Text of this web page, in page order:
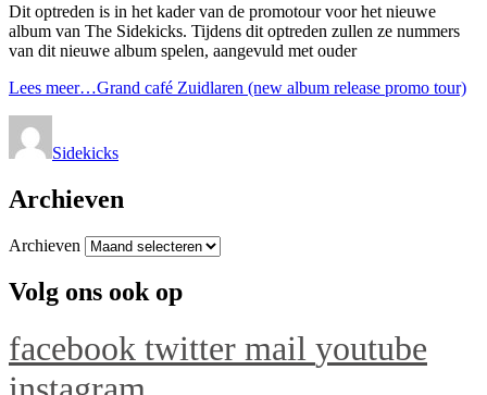
Dit optreden is in het kader van de promotour voor het nieuwe
album van The Sidekicks. Tijdens dit optreden zullen ze nummers
van dit nieuwe album spelen, aangevuld met ouder
Lees meer…Grand café Zuidlaren (new album release promo tour)
Sidekicks
Archieven
Archieven
Volg ons ook op
facebook twitter mail youtube